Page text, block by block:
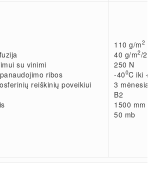
su vinimi
ribos
reiškinių poveikiui
110 g/m2
40 g/m2/24
250 N
-400C iki
3 mėnesiai
B2
1500 mm
50 mb